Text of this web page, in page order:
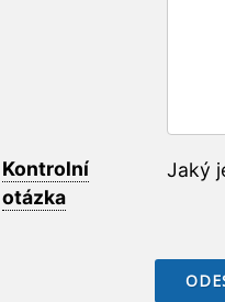
Kontrolní
otázka
Jaký